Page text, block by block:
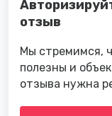
отзыв
Мы стремимся,
полезны и
отзыва нужна